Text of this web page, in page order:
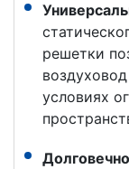
решетки
условиях